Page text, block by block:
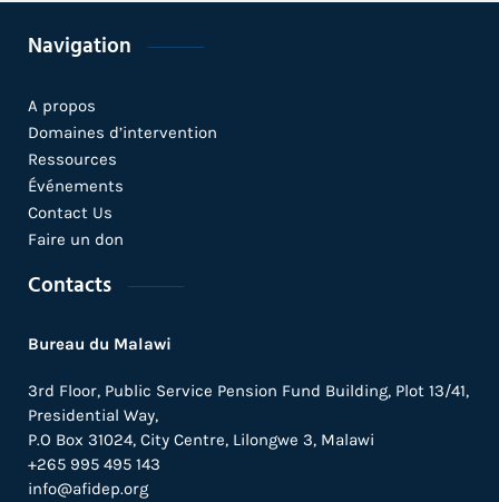
Navigation
A propos
Domaines d’intervention
Ressources
Événements
Contact Us
Faire un don
Contacts
Bureau du Malawi
3rd Floor, Public Service Pension Fund Building, Plot 13/41,
Presidential Way,
P.O Box 31024, City Centre, Lilongwe 3, Malawi
+265 995 495 143
info@afidep.org